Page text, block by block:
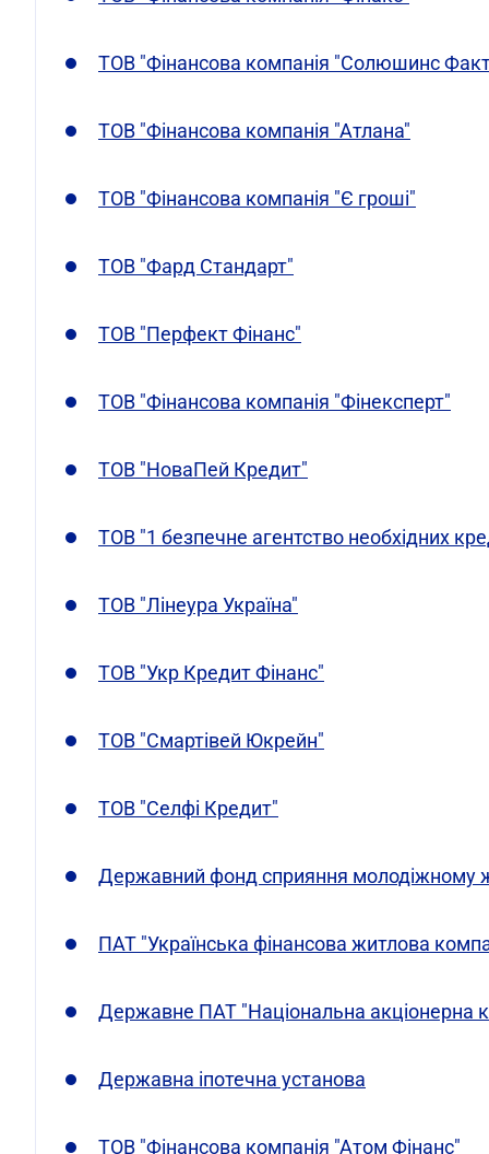
ТОВ "Фінансова компанія "Солюшинс
ТОВ "Фінансова компанія "Атлана"
ТОВ "Фінансова компанія "Є гроші"
ТОВ "Фард Стандарт"
ТОВ "Перфект Фінанс"
ТОВ "Фінансова компанія "Фінексперт"
ТОВ "НоваПей Кредит"
ТОВ "1 безпечне агентство необхідних
ТОВ "Лінеура Україна"
ТОВ "Укр Кредит Фінанс"
ТОВ "Смартівей Юкрейн"
ТОВ "Селфі Кредит"
Державний фонд сприяння молодіжному
ПАТ "Українська фінансова житлова
Державне ПАТ "Національна акціонерна
Державна іпотечна установа
ТОВ "Фінансова компанія "Атом Фінанс"